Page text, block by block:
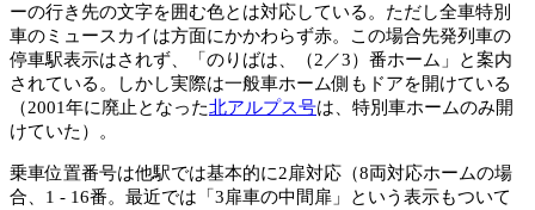
ーの行き先の文字を囲む色とは対応している。ただし全車特別
車のミュースカイは方面にかかわらず赤。この場合先発列車の
停車駅表示はされず、「のりばは、（2／3）番ホーム」と案内
されている。しかし実際は一般車ホーム側もドアを開けている
（2001年に廃止となった北アルプス号は、特別車ホームのみ開
けていた）。
乗車位置番号は他駅では基本的に2扉対応（8両対応ホームの場
合、1 - 16番。最近では「3扉車の中間扉」という表示もついて